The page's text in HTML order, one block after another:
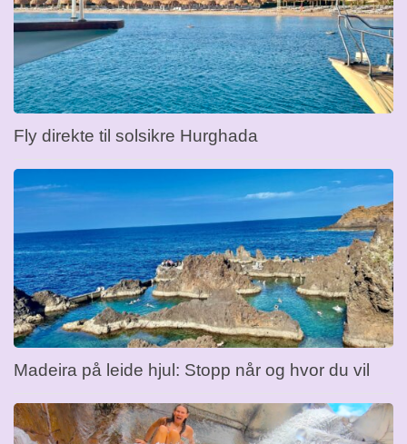
Fly direkte til solsikre Hurghada
Madeira på leide hjul: Stopp når og hvor du vil